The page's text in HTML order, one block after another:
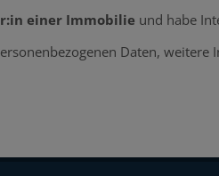
einer Immobilie und habe
Daten, weitere